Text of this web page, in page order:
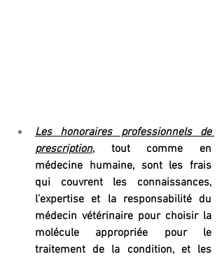
Les honoraires professionnels de
prescription, tout comme en
médecine humaine, sont les frais
qui couvrent les connaissances,
l’expertise et la responsabilité du
médecin vétérinaire pour choisir la
molécule appropriée pour le
traitement de la condition, et les